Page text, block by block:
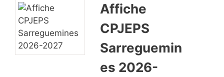
Affiche
CPJEPS
Sarreguemin
es 2026-